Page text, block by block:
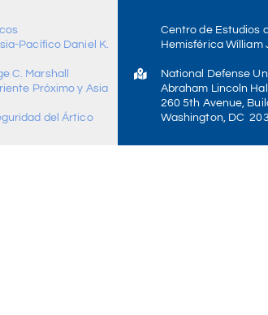
Pacífico Daniel K.
C. Marshall
Próximo y Asia
del Ártico
Centro de Estudios
Hemisférica William
National Defense
Abraham Lincoln Hall
260 5th Avenue,
Washington, DC